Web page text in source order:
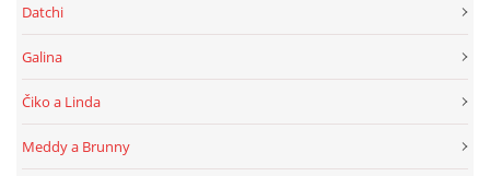
Datchi
Galina
Čiko a Linda
Meddy a Brunny